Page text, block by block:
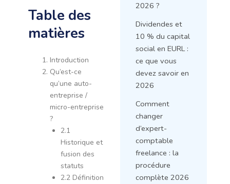
Table des
matières
Introduction
Qu’est-ce
qu’une auto-
entreprise /
micro-entreprise
?
2.1
Historique et
fusion des
statuts
2.2 Définition
2026 ?
Dividendes et
10 % du capital
social en EURL :
ce que vous
devez savoir en
2026
Comment
changer
d’expert-
comptable
freelance : la
procédure
complète 2026